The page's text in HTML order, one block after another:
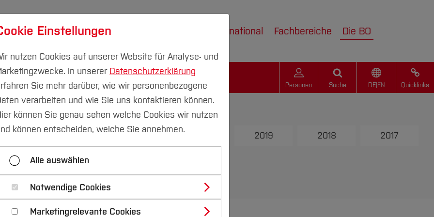
Forschung & Transfer International Fachbereiche Die BO
Personen Suche DE| EN Quicklinks
Pressemitteilungen Übersicht
2023 2022 2021 2019 2018 2017
Einstellungen
nutzen Cookies auf unserer Website für Analyse- und
In unserer Datenschutzerklärung
Sie mehr darüber, wie wir personenbezogene
verarbeiten und wie Sie uns kontaktieren können.
können Sie genau sehen welche Cookies wir nutzen
können entscheiden, welche Sie annehmen.
Alle auswählen
Notwendige Cookies
Marketingrelevante Cookies